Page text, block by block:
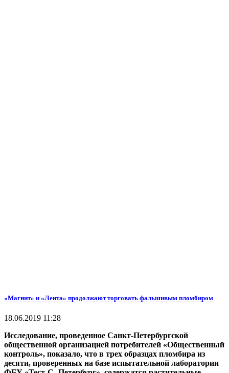
«Магнит» и «Лента» продолжают торговать фальшивым пломбиром
18.06.2019 11:28
Исследование, проведенное Санкт-Петербургской
общественной организацией потребителей «Общественный
контроль», показало, что в трех образцах пломбира из
десяти, проверенных на базе испытательной лаборатории